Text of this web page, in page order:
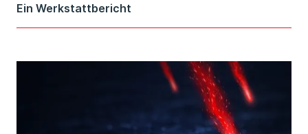
Ein Werkstattbericht